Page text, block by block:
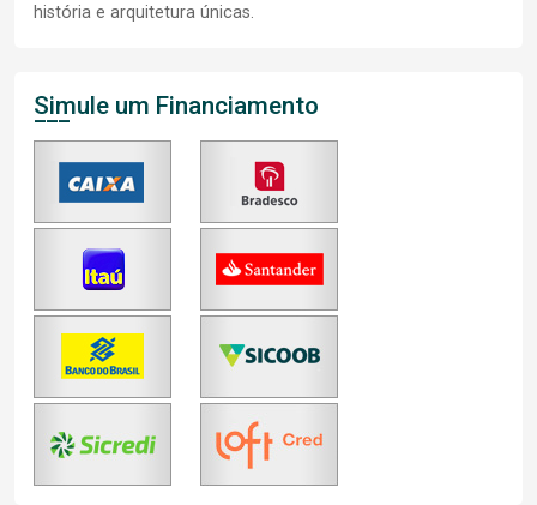
história e arquitetura únicas.
Simule um Financiamento